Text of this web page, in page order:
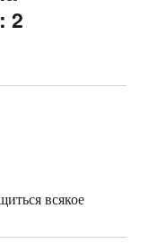
2
всякое